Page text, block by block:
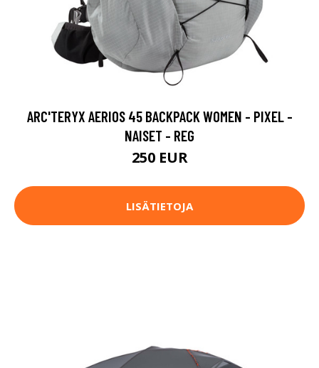
ARC'TERYX AERIOS 45 BACKPACK WOMEN - PIXEL -
NAISET - REG
250 EUR
LISÄTIETOJA